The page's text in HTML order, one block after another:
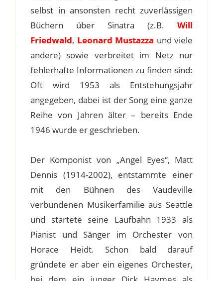
selbst in ansonsten recht zuverlässigen
Büchern über Sinatra (z.B. Will
Friedwald, Leonard Mustazza und viele
andere) sowie verbreitet im Netz nur
fehlerhafte Informationen zu finden sind:
Oft wird 1953 als Entstehungsjahr
angegeben, dabei ist der Song eine ganze
Reihe von Jahren älter – bereits Ende
1946 wurde er geschrieben.
Der Komponist von „Angel Eyes“, Matt
Dennis (1914-2002), entstammte einer
mit den Bühnen des Vaudeville
verbundenen Musikerfamilie aus Seattle
und startete seine Laufbahn 1933 als
Pianist und Sänger im Orchester von
Horace Heidt. Schon bald darauf
gründete er aber ein eigenes Orchester,